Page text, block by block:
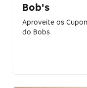
Bob's
Aproveite os
do Bobs